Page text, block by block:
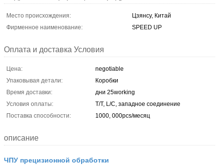
Место происхождения:
Цзянсу, Китай
Фирменное наименование:
SPEED UP
Оплата и доставка Условия
Цена:
negotiable
Упаковывая детали:
Коробки
Время доставки:
дни 25working
Условия оплаты:
T/T, L/C, западное соединение
Поставка способности:
1000, 000pcs/месяц
описание
ЧПУ прецизионной обработки